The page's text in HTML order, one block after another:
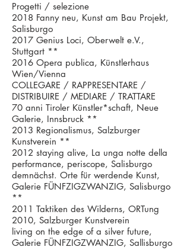
Progetti / selezione
2018 Fanny neu, Kunst am Bau Projekt,
Salisburgo
2017 Genius Loci, Oberwelt e.V.,
Stuttgart **
2016 Opera publica, Künstlerhaus
Wien/Vienna
COLLEGARE / RAPPRESENTARE /
DISTRIBUIRE / MEDIARE / TRATTARE
70 anni Tiroler Künstler*schaft, Neue
Galerie, Innsbruck **
2013 Regionalismus, Salzburger
Kunstverein **
2012 staying alive, La unga notte della
performance, periscope, Salisburgo
demnächst. Orte für werdende Kunst,
Galerie FÜNFZIGZWANZIG, Salisburgo
**
2011 Taktiken des Wilderns, ORTung
2010, Salzburger Kunstverein
living on the edge of a silver future,
Galerie FÜNFZIGZWANZIG, Sallisburgo